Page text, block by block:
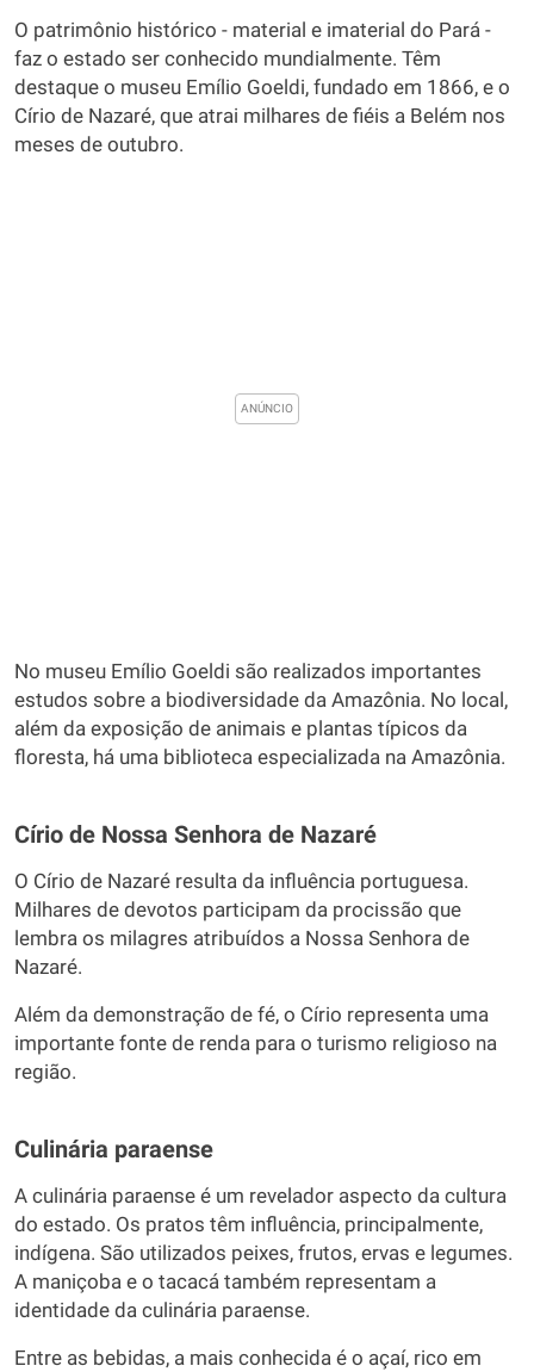
O patrimônio histórico - material e imaterial do Pará -
faz o estado ser conhecido mundialmente. Têm
destaque o museu Emílio Goeldi, fundado em 1866, e o
Círio de Nazaré, que atrai milhares de fiéis a Belém nos
meses de outubro.
No museu Emílio Goeldi são realizados importantes
estudos sobre a biodiversidade da Amazônia. No local,
além da exposição de animais e plantas típicos da
floresta, há uma biblioteca especializada na Amazônia.
Círio de Nossa Senhora de Nazaré
O Círio de Nazaré resulta da influência portuguesa.
Milhares de devotos participam da procissão que
lembra os milagres atribuídos a Nossa Senhora de
Nazaré.
Além da demonstração de fé, o Círio representa uma
importante fonte de renda para o turismo religioso na
região.
Culinária paraense
A culinária paraense é um revelador aspecto da cultura
do estado. Os pratos têm influência, principalmente,
indígena. São utilizados peixes, frutos, ervas e legumes.
A maniçoba e o tacacá também representam a
identidade da culinária paraense.
Entre as bebidas, a mais conhecida é o açaí, rico em